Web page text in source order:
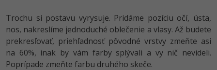
Trochu si postavu vyrysuje. Pridáme pozíciu očí, ústa,
nos, nakreslíme jednoduché oblečenie a vlasy. Až budete
prekresľovať, priehľadnosť pôvodné vrstvy zmeňte asi
na 60%, inak by vám farby splývali a vy nič nevideli.
Poprípade zmeňte farbu druhého skeče.